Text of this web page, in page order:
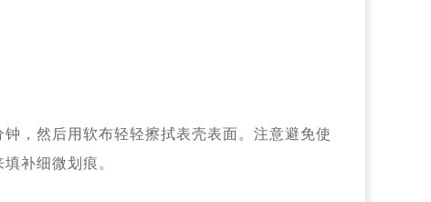
，然后用软布轻轻擦拭表壳表面。注意避免使
补细微划痕。